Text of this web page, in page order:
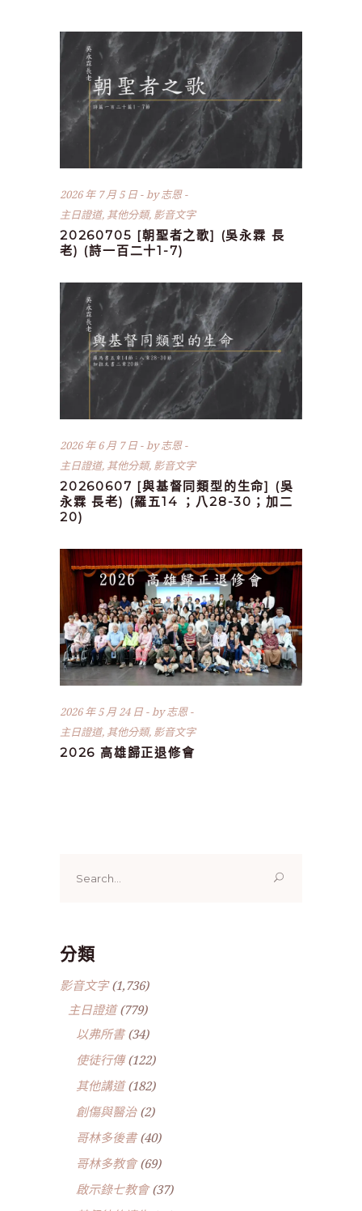
2026 年 7 月 5 日 by志恩
主日證道, 其他分類, 影音文字
20260705 [朝聖者之歌] (吳永霖 長
老) (詩一百二十1-7)
2026 年 6 月 7 日 by志恩
主日證道, 其他分類, 影音文字
20260607 [與基督同類型的生命] (吳
永霖 長老) (羅五14 ；八28-30；加二
20)
2026 年 5 月 24 日 by志恩
主日證道, 其他分類, 影音文字
2026 高雄歸正退修會
for:
分類
影音文字(1,736)
主日證道(779)
以弗所書(34)
使徒行傳(122)
其他講道(182)
創傷與醫治(2)
哥林多後書(40)
哥林多教會(69)
啟示錄七教會(37)